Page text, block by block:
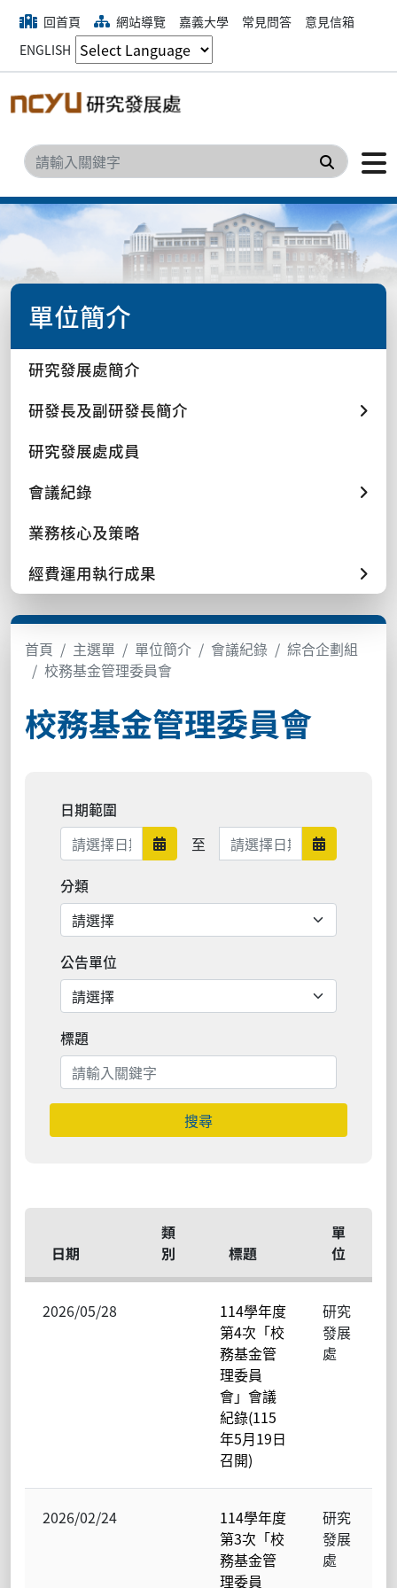
回首頁 網站導覽 嘉義大學 常見問答
意見信箱
ENGLISH
搜尋
單位簡介
研究發展處簡介
研發長及副研發長簡介
研究發展處成員
會議紀錄
業務核心及策略
經費運用執行成果
首頁 主選單 單位簡介 會議紀錄
綜合企劃組
校務基金管理委員會
校務基金管理委員會
日期範圍
日期範圍開始
至 日期範圍結束 日期範圍
分類
公告單位
標題
搜尋
日期
類
別
標題
單
位
2026/05/28
114學年度
第4次「校
務基金管
理委員
會」會議
紀錄(115
年5月19日
召開)
研究
發展
處
2026/02/24
114學年度
第3次「校
務基金管
理委員
研究
發展
處